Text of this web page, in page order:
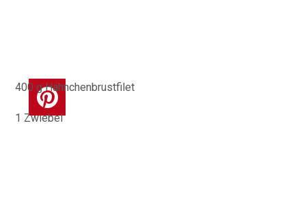
400 g Hähnchenbrustfilet
1 Zwiebel